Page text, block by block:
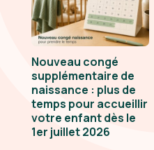
Nouveau congé
supplémentaire de
naissance : plus de
temps pour accueillir
votre enfant dès le
1er juillet 2026